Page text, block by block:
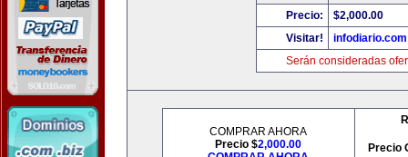
Precio:
$2,000.00
Visitar!
infodiario.com
Serán consideradas
COMPRAR AHORA
Precio $2,000.00
Precio